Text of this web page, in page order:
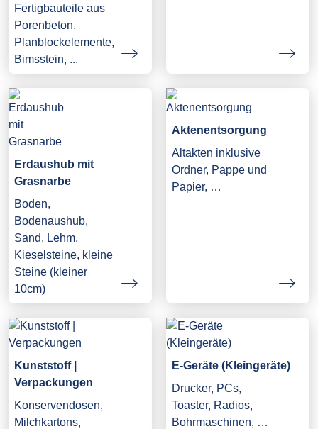
Fertigbauteile aus
Porenbeton,
Planblockelemente,
Bimsstein, ...
Erdaushub mit
Grasnarbe
Boden,
Bodenaushub,
Sand, Lehm,
Kieselsteine, kleine
Steine (kleiner
10cm)
Aktenentsorgung
Altakten inklusive
Ordner, Pappe und
Papier, …
Kunststoff |
Verpackungen
Konservendosen,
Milchkartons,
E-Geräte (Kleingeräte)
Drucker, PCs,
Toaster, Radios,
Bohrmaschinen, …